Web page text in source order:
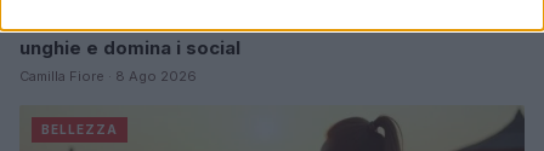
Italian manicure: la tecnica di manicure che slancia le
unghie e domina i social
Camilla Fiore · 8 Ago 2026
BELLEZZA